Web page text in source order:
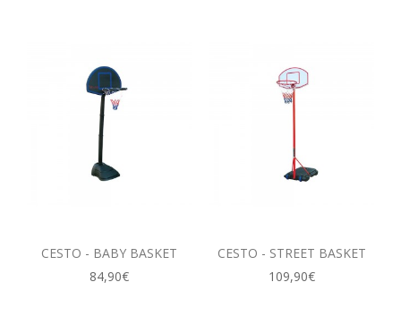
CESTO - BABY BASKET
84,90€
CESTO - STREET BASKET
109,90€